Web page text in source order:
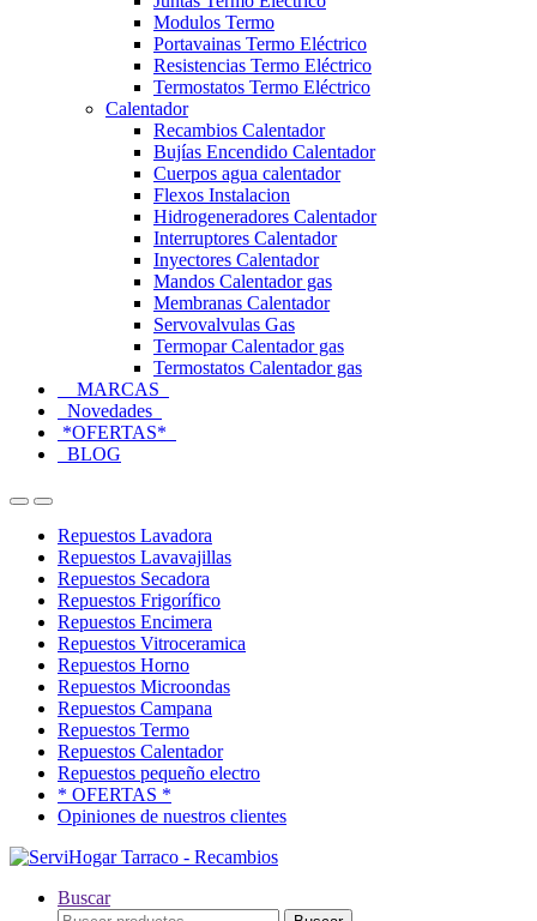
Modulos Termo
Portavainas Termo Eléctrico
Resistencias Termo Eléctrico
Termostatos Termo Eléctrico
Calentador
Recambios Calentador
Bujías Encendido Calentador
Cuerpos agua calentador
Flexos Instalacion
Hidrogeneradores Calentador
Interruptores Calentador
Inyectores Calentador
Mandos Calentador gas
Membranas Calentador
Servovalvulas Gas
Termopar Calentador gas
Termostatos Calentador gas
MARCAS
Novedades
*OFERTAS*
BLOG
OpenClose
Repuestos Lavadora
Repuestos Lavavajillas
Repuestos Secadora
Repuestos Frigorífico
Repuestos Encimera
Repuestos Vitroceramica
Repuestos Horno
Repuestos Microondas
Repuestos Campana
Repuestos Termo
Repuestos Calentador
Repuestos pequeño electro
* OFERTAS *
Opiniones de nuestros clientes
Buscar